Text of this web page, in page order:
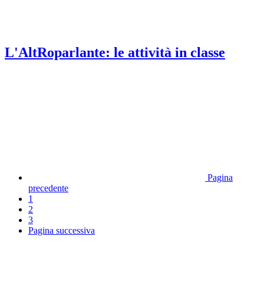
L'AltRoparlante: le attività in classe
Pagina
precedente
1
2
3
Pagina successiva